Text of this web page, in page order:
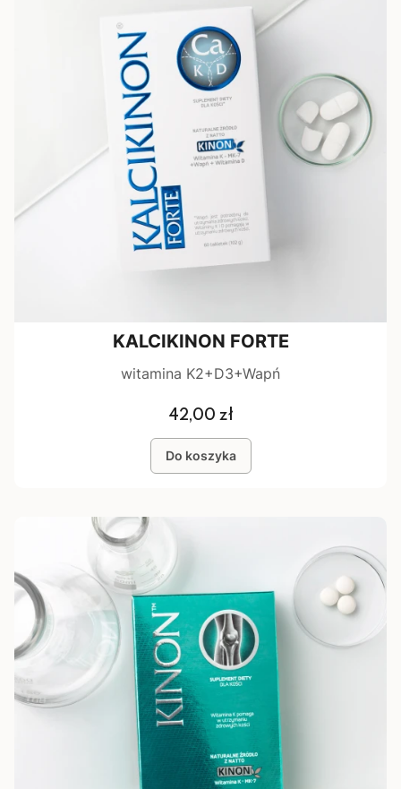
KALCIKINON FORTE
witamina K2+D3+Wapń
Cena
42,00 zł
Do koszyka